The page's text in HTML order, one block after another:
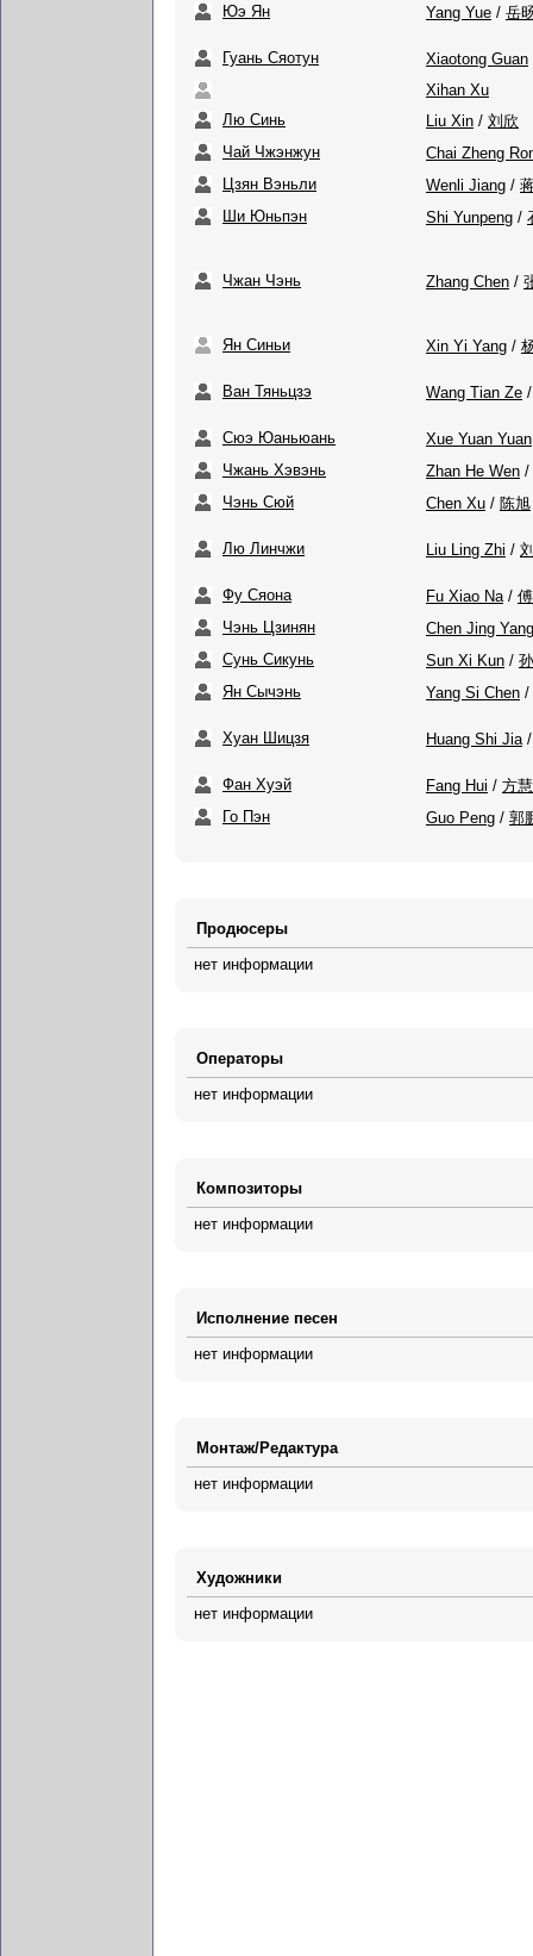
Юэ Ян Yang Yue / 岳
Гуань Сяотун Xiaotong Guan
Xihan Xu
Лю Синь
Liu Xin / 刘欣
Чай Чжэнжун
Chai Zheng
Цзян Вэньли
Wenli Jiang /
Ши Юньпэн
Shi Yunpeng /
Чжан Чэнь Zhang Chen /
Ян Синьи Xin Yi Yang /
Ван Тяньцзэ Wang Tian Ze
Сюэ Юаньюань Xue Yuan Yuan
Чжань Хэвэнь
Zhan He Wen /
Чэнь Сюй
Chen Xu / 陈旭
Лю Линчжи Liu Ling Zhi /
Фу Сяона Fu Xiao Na /
Чэнь Цзинян
Chen Jing Yang
Сунь Сикунь
Sun Xi Kun /
Ян Сычэнь
Yang Si Chen /
Хуан Шицзя Huang Shi Jia
Фан Хуэй Fang Hui / 方慧
Го Пэн
Guo Peng / 郭
Продюсеры
нет информации
Операторы
нет информации
Композиторы
нет информации
Исполнение песен
нет информации
Монтаж/Редактура
нет информации
Художники
нет информации